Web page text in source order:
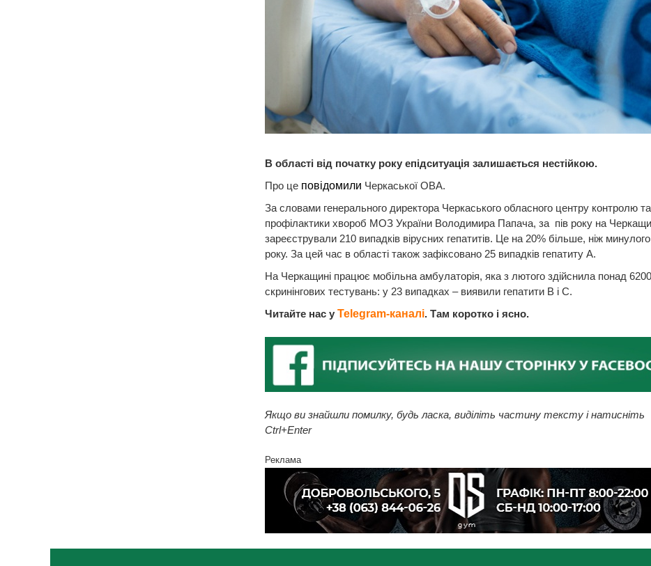
В області від початку року епідситуація залишається нестійкою.
Про це повідомили Черкаської ОВА.
За словами генерального директора Черкаського обласного центру контролю та
профілактики хвороб МОЗ України Володимира Папача, за пів року на
зареєстрували 210 випадків вірусних гепатитів. Це на 20% більше, ніж минулого
року. За цей час в області також зафіксовано 25 випадків гепатиту А.
На Черкащині працює мобільна амбулаторія, яка з лютого здійснила понад 6200
скринінгових тестувань: у 23 випадках – виявили гепатити В і С.
Читайте нас у Telegram-каналі. Там коротко і ясно.
Якщо ви знайшли помилку, будь ласка, виділіть частину тексту і натисніть
Ctrl+Enter
Реклама